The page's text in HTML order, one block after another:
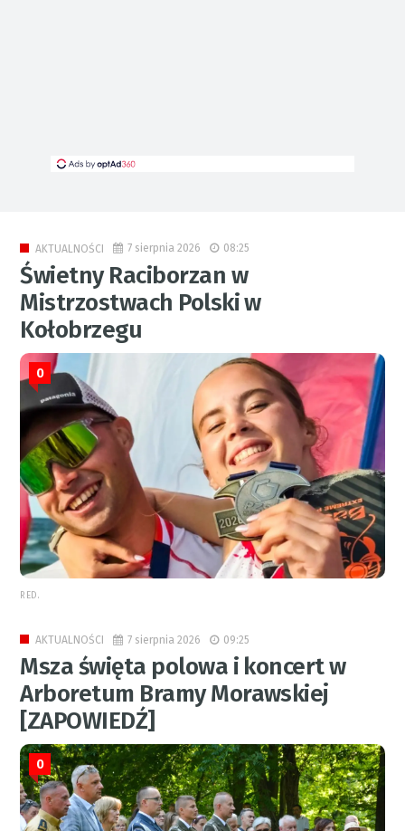
AKTUALNOŚCI 7 sierpnia 2026 08:25
Świetny Raciborzan w
Mistrzostwach Polski w
Kołobrzegu
0
RED.
AKTUALNOŚCI 7 sierpnia 2026 09:25
Msza święta polowa i koncert w
Arboretum Bramy Morawskiej
[ZAPOWIEDŹ]
0